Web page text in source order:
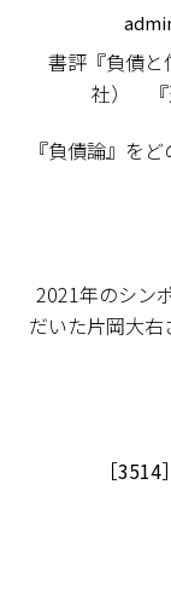
書評『負債と
社） 『
『負債論』を
2021年のシン
だいた片岡大
［